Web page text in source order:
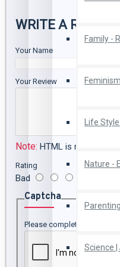
Family -
Life
Nature -
Science
WRITE A REVIEW
Your Name
Your Review
Note: HTML is not
Rating
Bad
Captcha
Please complete the